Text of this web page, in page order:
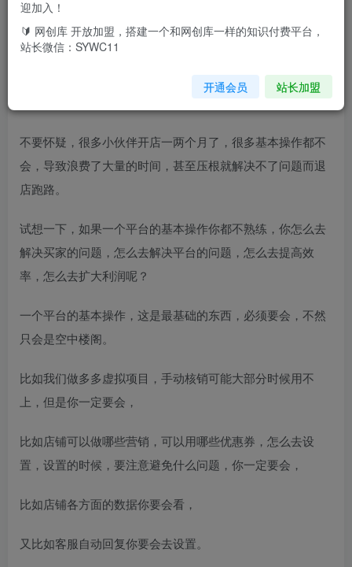
板块1：开店以及拼多多工作台基础讲解
不要怀疑，很多小伙伴开店一两个月了，很多基本操作都不
会，导致浪费了大量的时间，甚至压根就解决不了问题而退
店跑路。
试想一下，如果一个平台的基本操作你都不熟练，你怎么去
解决买家的问题，怎么去解决平台的问题，怎么去提高效
率，怎么去扩大利润呢？
一个平台的基本操作，这是最基础的东西，必须要会，不然
只会是空中楼阁。
比如我们做多多虚拟项目，手动核销可能大部分时候用不
上，但是你一定要会，
比如店铺可以做哪些营销，可以用哪些优惠券，怎么去设
置，设置的时候，要注意避免什么问题，你一定要会，
比如店铺各方面的数据你要会看，
又比如客服自动回复你要会去设置。
迎加入！
🔰 网创库 开放加盟，搭建一个和网创库一样的知识付费平台，
站长微信：SYWC11
开通会员 站长加盟